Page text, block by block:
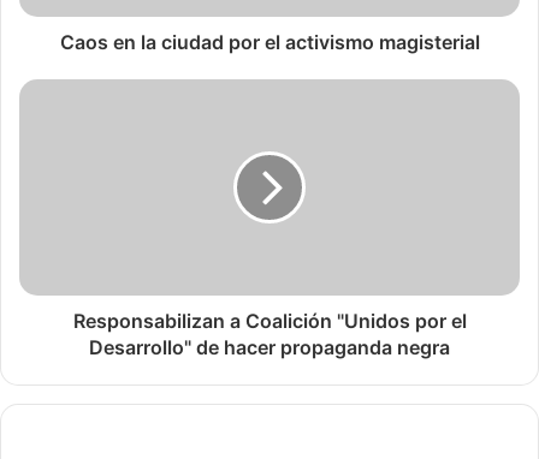
Caos en la ciudad por el activismo magisterial
Responsabilizan a Coalición "Unidos por el
Desarrollo" de hacer propaganda negra